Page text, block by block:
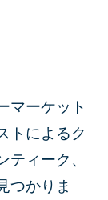
マーケット
トによるク
ティーク、
つかりま